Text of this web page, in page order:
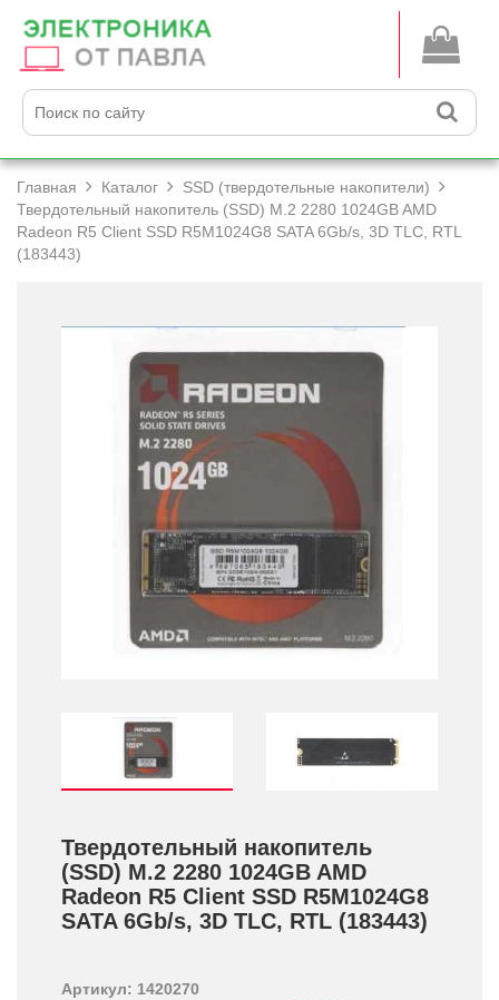
Главная Каталог
SSD (твердотельные накопители)
Твердотельный накопитель (SSD) M.2 2280 1024GB AMD
Radeon R5 Client SSD R5M1024G8 SATA 6Gb/­s, 3D TLC, RTL
(183443)
Твердотельный накопитель
(SSD) M.2 2280 1024GB AMD
Radeon R5 Client SSD R5M1024G8
SATA 6Gb/­s, 3D TLC, RTL (183443)
Артикул: 1420270